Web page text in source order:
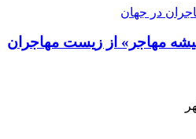
در جهان
مهاجر» از زیست مهاجران